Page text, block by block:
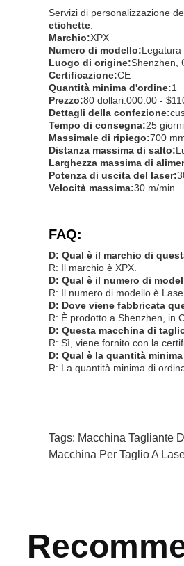
Servizi di personalizzazione
etichette:
Marchio:XPX
Numero di modello:Legatura
Luogo di origine:Shenzhen,
Certificazione:CE
Quantità minima d'ordine:1
Prezzo:80 dollari.000.00 -
Dettagli della confezione:
Tempo di consegna:25 giorni
Massimale di ripiego:700
Distanza massima di salto:
Larghezza massima di
Potenza di uscita del laser:
Velocità massima:30 m/min
FAQ:
D: Qual è il marchio di
R: Il marchio è XPX.
D: Qual è il numero di
R: Il numero di modello è Lase
D: Dove viene fabbricata
R: È prodotto a Shenzhen, in
D: Questa macchina di
R: Sì, viene fornito con la
D: Qual è la quantità
R: La quantità minima di
Tags: Macchina Tagliante
Macchina Per Taglio A